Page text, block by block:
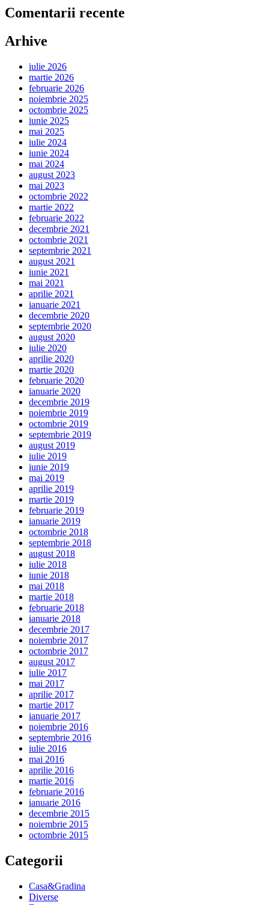
Comentarii recente
Arhive
iulie 2026
martie 2026
februarie 2026
noiembrie 2025
octombrie 2025
iunie 2025
mai 2025
iulie 2024
iunie 2024
mai 2024
august 2023
mai 2023
octombrie 2022
martie 2022
februarie 2022
decembrie 2021
octombrie 2021
septembrie 2021
august 2021
iunie 2021
mai 2021
aprilie 2021
ianuarie 2021
decembrie 2020
septembrie 2020
august 2020
iulie 2020
aprilie 2020
martie 2020
februarie 2020
ianuarie 2020
decembrie 2019
noiembrie 2019
octombrie 2019
septembrie 2019
august 2019
iulie 2019
iunie 2019
mai 2019
aprilie 2019
martie 2019
februarie 2019
ianuarie 2019
octombrie 2018
septembrie 2018
august 2018
iulie 2018
iunie 2018
mai 2018
martie 2018
februarie 2018
ianuarie 2018
decembrie 2017
noiembrie 2017
octombrie 2017
august 2017
iulie 2017
mai 2017
aprilie 2017
martie 2017
ianuarie 2017
noiembrie 2016
septembrie 2016
iulie 2016
mai 2016
aprilie 2016
martie 2016
februarie 2016
ianuarie 2016
decembrie 2015
noiembrie 2015
octombrie 2015
Categorii
Casa&Gradina
Diverse